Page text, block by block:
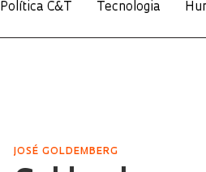
Política C&T Tecnologia
JOSÉ GOLDEMBERG